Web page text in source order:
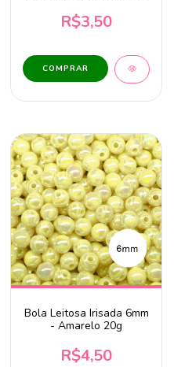
R$3,50
Bola Leitosa Irisada 6mm
- Amarelo 20g
R$4,50